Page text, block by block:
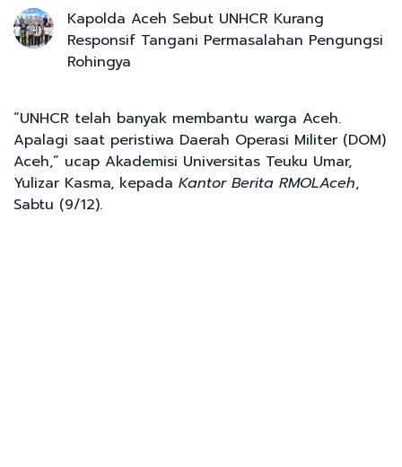
Kapolda Aceh Sebut UNHCR Kurang
Responsif Tangani Permasalahan Pengungsi
Rohingya
“UNHCR telah banyak membantu warga Aceh.
Apalagi saat peristiwa Daerah Operasi Militer (DOM)
Aceh,” ucap Akademisi Universitas Teuku Umar,
Yulizar Kasma, kepada Kantor Berita RMOLAceh,
Sabtu (9/12).